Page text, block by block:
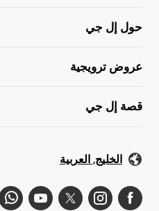
حول إل جي
عروض ترويجية
قصة إل جي
الخليج, العربية